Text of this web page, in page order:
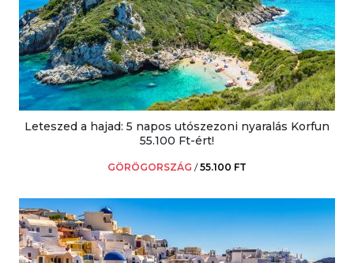
Leteszed a hajad: 5 napos utószezoni nyaralás Korfun
55.100 Ft-ért!
GÖRÖGORSZÁG /55.100 FT